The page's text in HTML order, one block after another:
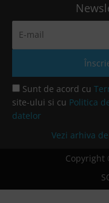
Sunt de acord cu
site-ului si cu Politica
datelor
Vezi arhiva
Copyright